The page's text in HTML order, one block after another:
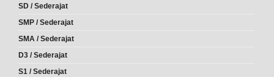
SD / Sederajat
SMP / Sederajat
SMA / Sederajat
D3 / Sederajat
S1 / Sederajat